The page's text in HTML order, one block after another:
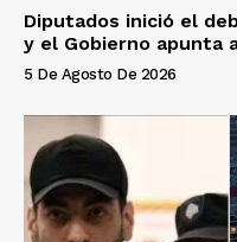
Diputados inició el
y el Gobierno apunta
5 De Agosto De 2026